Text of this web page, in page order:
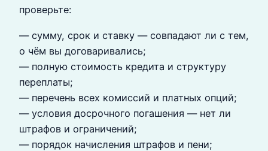
проверьте:
— сумму, срок и ставку — совпадают ли с тем,
о чём вы договаривались;
— полную стоимость кредита и структуру
переплаты;
— перечень всех комиссий и платных опций;
— условия досрочного погашения — нет ли
штрафов и ограничений;
— порядок начисления штрафов и пени;